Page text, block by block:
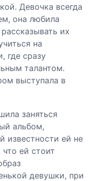
Девочка всегда
она любила
их
на
где сразу
талантом.
выступала в
заняться
альбом,
известности ей не
ей стоит
девушки, при